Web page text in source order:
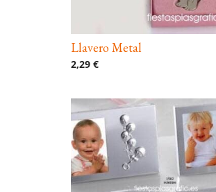
Llavero Metal
2,29 €